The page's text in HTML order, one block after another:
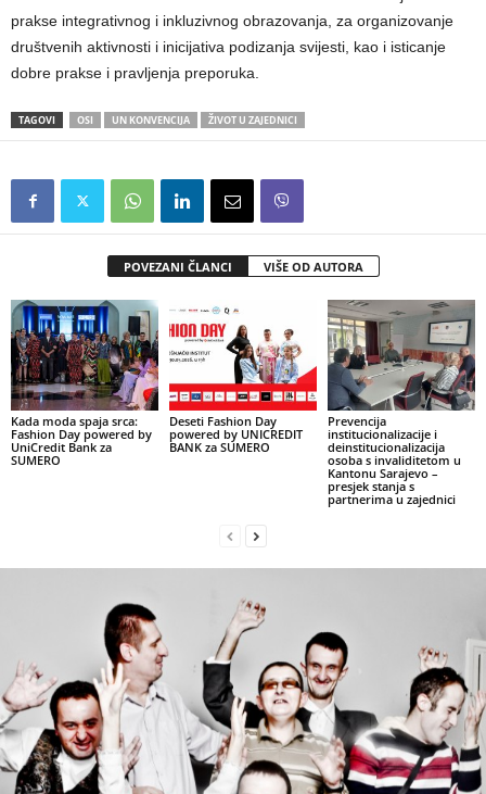
prakse integrativnog i inkluzivnog obrazovanja, za organizovanje
društvenih aktivnosti i inicijativa podizanja svijesti, kao i isticanje
dobre prakse i pravljenja preporuka.
TAGOVI OSI UN KONVENCIJA ŽIVOT U ZAJEDNICI
POVEZANI ČLANCI VIŠE OD AUTORA
Kada moda spaja srca:
Fashion Day powered by
UniCredit Bank za
SUMERO
Deseti Fashion Day
powered by UNICREDIT
BANK za SUMERO
Prevencija
institucionalizacije i
deinstitucionalizacija
osoba s invaliditetom u
Kantonu Sarajevo –
presjek stanja s
partnerima u zajednici